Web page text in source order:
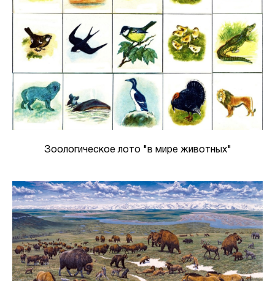
Зоологическое лото "в мире животных"